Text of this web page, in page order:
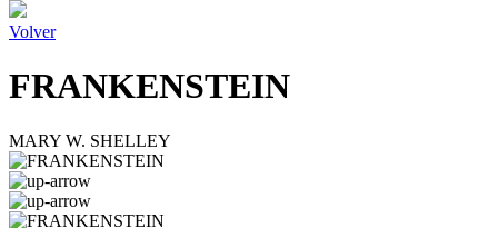
Volver
FRANKENSTEIN
MARY W. SHELLEY